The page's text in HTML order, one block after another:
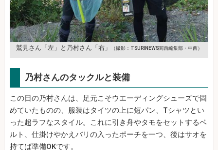
鷲見さん「左」と乃村さん「右」 （撮影：TSURINEWS関西編集部・中西）
乃村さんのタックルと装備
この日の乃村さんは、足元こそウエーディングシューズで固
めていたものの、服装はタイツの上に短パン、Tシャツとい
った超ラフなスタイル。これに引き舟やタモをセットするベ
ルト、仕掛けやかえバリの入ったポーチを一つ、後はサオを
持てば準備OKです。